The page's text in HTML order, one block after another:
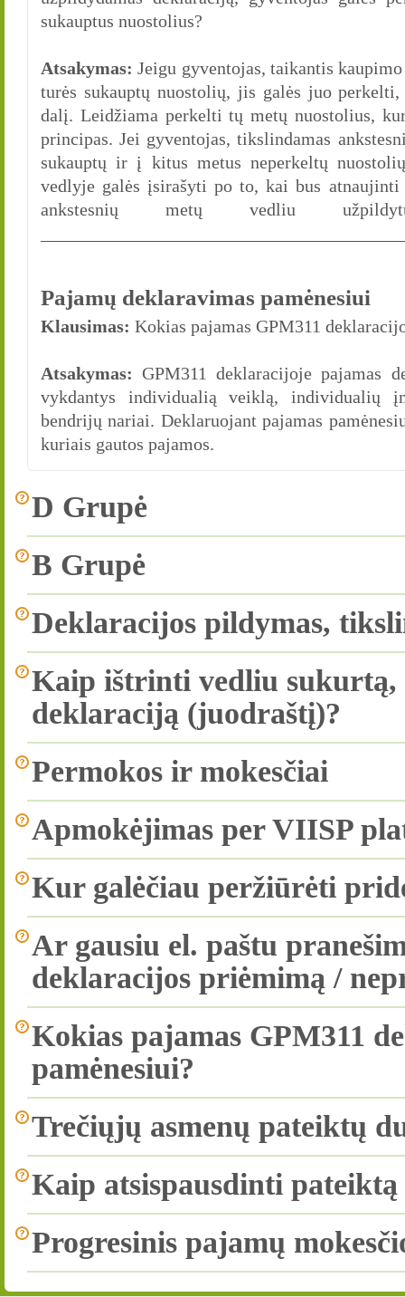
sukauptus nuostolius?
Atsakymas:Jeigu gyventojas, taikantis
turės sukauptų nuostolių, jis galės juo
dalį. Leidžiama perkelti tų metų nuostolius,
principas. Jei gyventojas, tikslindamas
sukauptų ir į kitus metus neperkeltų
vedlyje galės įsirašyti po to, kai bus
ankstesnių metų vedliu
Pajamų deklaravimas pamėnesiui
Klausimas: Kokias pajamas GPM311
Atsakymas: GPM311 deklaracijoje pajamas
vykdantys individualią veiklą, individualių
bendrijų nariai. Deklaruojant pajamas
kuriais gautos pajamos.
D Grupė
B Grupė
Deklaracijos pildymas,
Kaip ištrinti vedliu sukurtą,
deklaraciją (juodraštį)?
Permokos ir mokesčiai
Apmokėjimas per VIISP
Kur galėčiau peržiūrėti
Ar gausiu el. paštu
deklaracijos priėmimą /
Kokias pajamas GPM311
pamėnesiui?
Trečiųjų asmenų pateiktų
Kaip atsispausdinti
Progresinis pajamų